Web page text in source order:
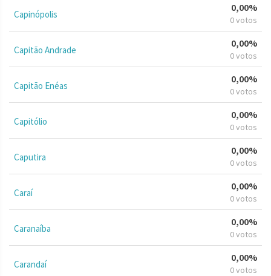
Capinópolis
0,00%
0 votos
Capitão Andrade
0,00%
0 votos
Capitão Enéas
0,00%
0 votos
Capitólio
0,00%
0 votos
Caputira
0,00%
0 votos
Caraí
0,00%
0 votos
Caranaíba
0,00%
0 votos
Carandaí
0,00%
0 votos